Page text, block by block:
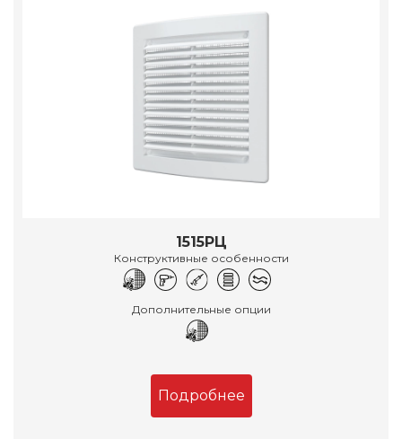
1515РЦ
Конструктивные особенности
Дополнительные опции
Подробнее